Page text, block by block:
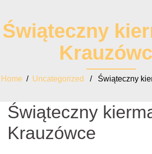
Świąteczny
Home / Uncategorized / Świąteczny
Świąteczny
Krauzówce